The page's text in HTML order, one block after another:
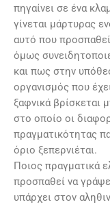
πηγαίνει σε ένα
γίνεται μάρτυρας
αυτό που
όμως
και πως στην
οργανισμός που
ξαφνικά βρίσκεται
στο οποίο οι
πραγματικότητας
όριο ξεπερνιέται.
Ποιος πραγματικά
προσπαθεί να
υπάρχει στον